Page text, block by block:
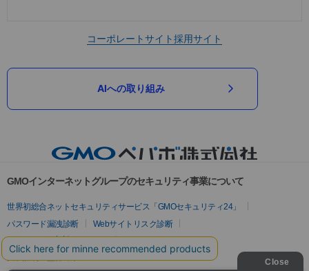
コーポレートサイト採用サイト
AIへの取り組み
GMOインターネットグループのセキュリティ事業について
世界初総合ネットセキュリティサービス「GMOセキュリティ24」
パスワード漏洩診断
Webサイトリスク診断
セキュリティ相談AIチャットボット
実在証明・盗聴対策